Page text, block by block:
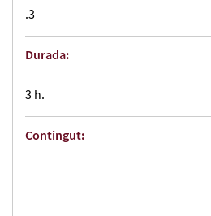
.3
Durada:
3 h.
Contingut: